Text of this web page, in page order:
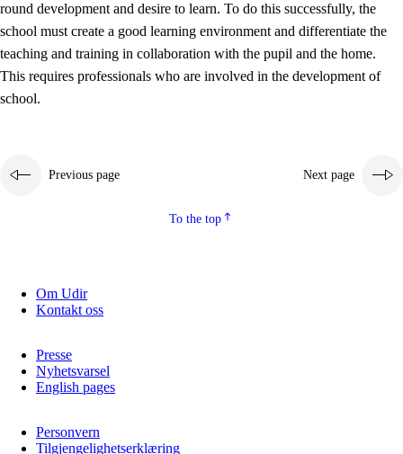
3.2 Teaching and differentiated instruction
3.3 Cooperation between home and school
3.4
On-the-job training in a training establishment and
3.5 Professional environment and school development
round development and desire to learn. To do this successfully, the
school must create a good learning environment and differentiate the
teaching and training in collaboration with the pupil and the home.
This requires professionals who are involved in the development of
school.
Previous page Next page
To the top
Om Udir
Kontakt oss
Presse
Nyhetsvarsel
English pages
Personvern
Tilgjengelighetserklæring